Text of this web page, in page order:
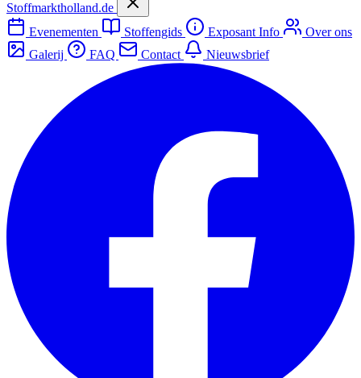
Stoffmarktholland.de
Evenementen
Stoffengids Exposant Info
Over ons
Galerij
FAQ Contact Nieuwsbrief